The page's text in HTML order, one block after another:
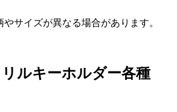
サイズが異なる場合があります。
ルキーホルダー各種